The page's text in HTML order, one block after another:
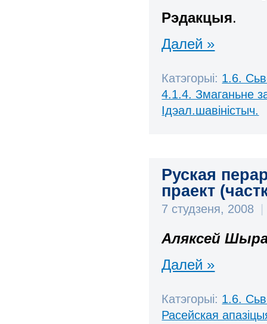
Рэдакцыя.
Далей »
Катэгорыі: 1.6.
4.1.4. Змаганьне
Ідэал.шавіністыч.
Руская
праект
7 студзеня, 2008
Аляксей
Далей »
Катэгорыі: 1.6.
Расейская